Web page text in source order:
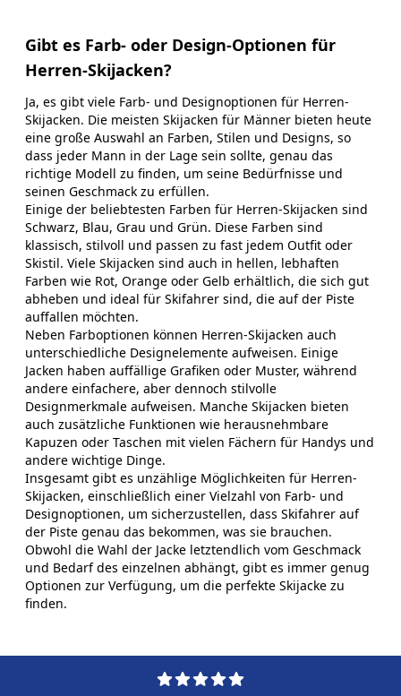
Gibt es Farb- oder Design-Optionen für
Herren-Skijacken?
Ja, es gibt viele Farb- und Designoptionen für Herren-
Skijacken. Die meisten Skijacken für Männer bieten heute
eine große Auswahl an Farben, Stilen und Designs, so
dass jeder Mann in der Lage sein sollte, genau das
richtige Modell zu finden, um seine Bedürfnisse und
seinen Geschmack zu erfüllen.
Einige der beliebtesten Farben für Herren-Skijacken sind
Schwarz, Blau, Grau und Grün. Diese Farben sind
klassisch, stilvoll und passen zu fast jedem Outfit oder
Skistil. Viele Skijacken sind auch in hellen, lebhaften
Farben wie Rot, Orange oder Gelb erhältlich, die sich gut
abheben und ideal für Skifahrer sind, die auf der Piste
auffallen möchten.
Neben Farboptionen können Herren-Skijacken auch
unterschiedliche Designelemente aufweisen. Einige
Jacken haben auffällige Grafiken oder Muster, während
andere einfachere, aber dennoch stilvolle
Designmerkmale aufweisen. Manche Skijacken bieten
auch zusätzliche Funktionen wie herausnehmbare
Kapuzen oder Taschen mit vielen Fächern für Handys und
andere wichtige Dinge.
Insgesamt gibt es unzählige Möglichkeiten für Herren-
Skijacken, einschließlich einer Vielzahl von Farb- und
Designoptionen, um sicherzustellen, dass Skifahrer auf
der Piste genau das bekommen, was sie brauchen.
Obwohl die Wahl der Jacke letztendlich vom Geschmack
und Bedarf des einzelnen abhängt, gibt es immer genug
Optionen zur Verfügung, um die perfekte Skijacke zu
finden.